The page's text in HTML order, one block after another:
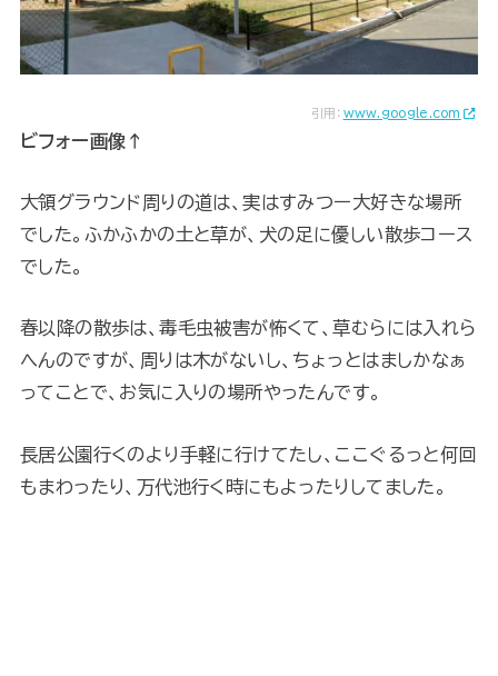
引用： www.google.com
ビフォー画像↑
大領グラウンド周りの道は、実はすみつー大好きな場所
でした。ふかふかの土と草が、犬の足に優しい散歩コース
でした。
春以降の散歩は、毒毛虫被害が怖くて、草むらには入れら
へんのですが、周りは木がないし、ちょっとはましかなぁ
ってことで、お気に入りの場所やったんです。
長居公園行くのより手軽に行けてたし、ここぐるっと何回
もまわったり、万代池行く時にもよったりしてました。